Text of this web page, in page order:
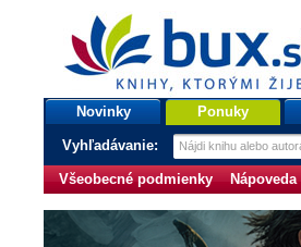
bux.sk
knihy, ktorými žijete
Úvodná stránka
Novinky Ponuky
Vyhľadávanie:
Všeobecné podmienky Nápoveda